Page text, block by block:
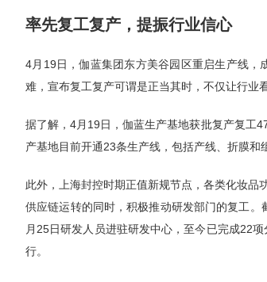
率先复工复产，提振行业信心
4月19日，伽蓝集团东方美谷园区重启生产线
难，宣布复工复产可谓是正当其时，不仅让行业
据了解，4月19日，伽蓝生产基地获批复产复工
产基地目前开通23条生产线，包括产线、折膜和
此外，上海封控时期正值新规节点，各类化妆品
供应链运转的同时，积极推动研发部门的复工
月25日研发人员进驻研发中心，至今已完成22
行。